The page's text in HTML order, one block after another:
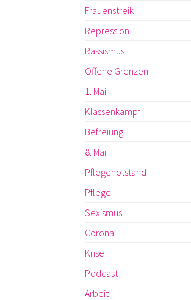
Frauenstreik
Repression
Rassismus
Offene Grenzen
1. Mai
Klassenkampf
Befreiung
8. Mai
Pflegenotstand
Pflege
Sexismus
Corona
Krise
Podcast
Arbeit